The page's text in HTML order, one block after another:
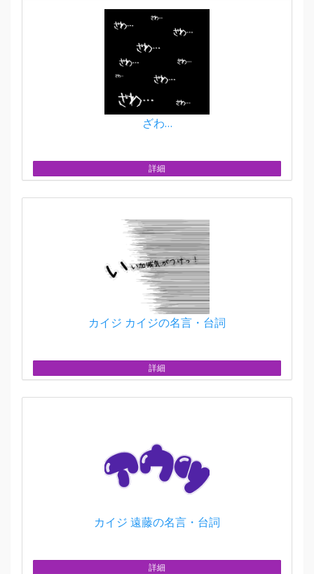
ざわ…
詳細
カイジ カイジの名言・台詞
詳細
カイジ 遠藤の名言・台詞
詳細